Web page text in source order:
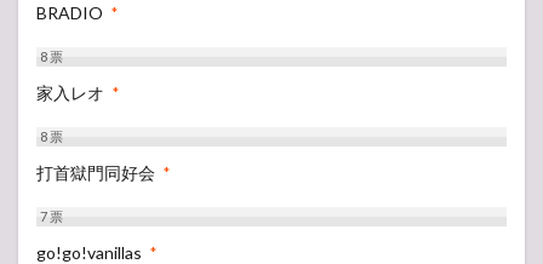
BRADIO *
8票
家入レオ *
8票
打首獄門同好会 *
7票
go!go!vanillas *